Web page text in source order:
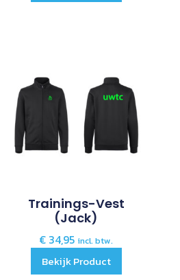
Trainings-Vest
(jack)
€ 34,95 incl. btw.
Bekijk Product